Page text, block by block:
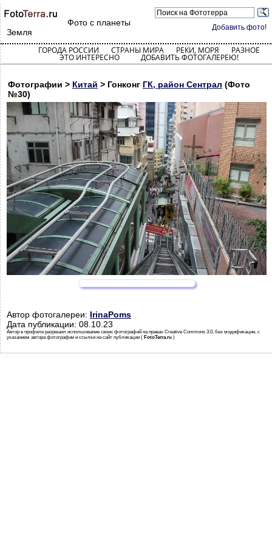
Добавить фото!
Фото с планеты
Земля
ГОРОДА РОССИИ СТРАНЫ МИРА РЕКИ, МОРЯ РАЗНОЕ
ЭТО ИНТЕРЕСНО ДОБАВИТЬ ФОТОГАЛЕРЕЮ!
Фотографии > Китай > Гонконг ГК, район Сентрал (Фото
№30)
Автор фотогалереи: IrinaPoms
Дата публикации: 08.10.23
Автор в профиле разрешил использование своих фотографий на правах Creative Commons 3.0, без модификации, с
указанием автора фотографии и ссылки на сайт публикации ( FotoTerra.ru )